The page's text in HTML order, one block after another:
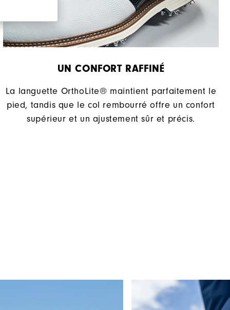
UN CONFORT RAFFINÉ​
La languette OrthoLite® maintient parfaitement le
pied, tandis que le col rembourré offre un confort
supérieur et un ajustement sûr et précis.